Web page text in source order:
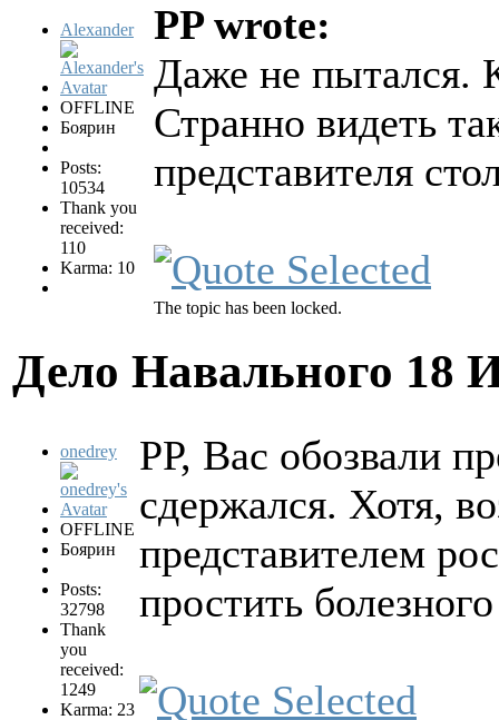
Alexander
OFFLINE
Боярин
Posts:
10534
Thank you
received:
110
Karma: 10
PP wrote:
Даже не пытался.
Странно видеть
представителя
The topic has been locked.
Дело Навального 18
onedrey
OFFLINE
Боярин
Posts:
32798
Thank
you
received:
1249
Karma: 23
РР, Вас обозвали
сдержался. Хотя,
представителем
простить болезного